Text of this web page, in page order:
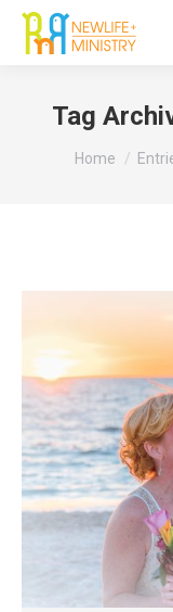
Tag
You are here:
Home